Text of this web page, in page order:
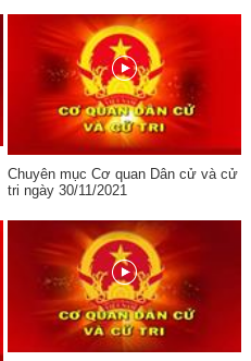
Chuyên mục Cơ quan Dân cử và cử
tri ngày 30/11/2021